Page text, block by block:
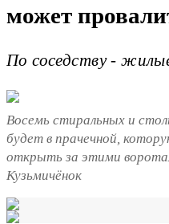
может
По соседству -
Восемь стиральных и
будет в прачечной,
открыть за этими
Кузьмичёнок